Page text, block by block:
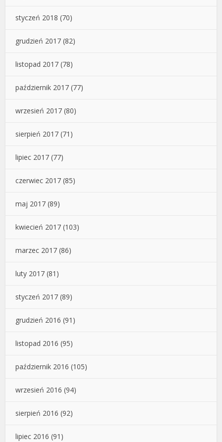
styczeń 2018 (70)
grudzień 2017 (82)
listopad 2017 (78)
październik 2017 (77)
wrzesień 2017 (80)
sierpień 2017 (71)
lipiec 2017 (77)
czerwiec 2017 (85)
maj 2017 (89)
kwiecień 2017 (103)
marzec 2017 (86)
luty 2017 (81)
styczeń 2017 (89)
grudzień 2016 (91)
listopad 2016 (95)
październik 2016 (105)
wrzesień 2016 (94)
sierpień 2016 (92)
lipiec 2016 (91)